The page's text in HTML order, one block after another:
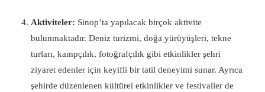
Aktiviteler: Sinop’ta yapılacak birçok aktivite
bulunmaktadır. Deniz turizmi, doğa yürüyüşleri, tekne
turları, kampçılık, fotoğrafçılık gibi etkinlikler şehri
ziyaret edenler için keyifli bir tatil deneyimi sunar. Ayrıca
şehirde düzenlenen kültürel etkinlikler ve festivaller de